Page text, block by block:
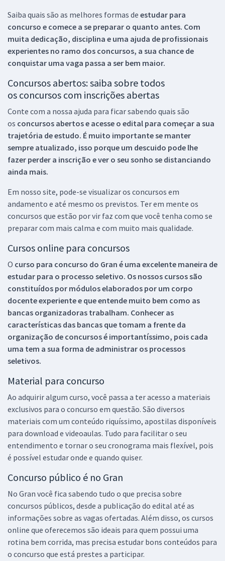
Saiba quais são as melhores formas de estudar para
concurso e comece a se preparar o quanto antes. Com
muita dedicação, disciplina e uma ajuda de profissionais
experientes no ramo dos concursos, a sua chance de
conquistar uma vaga passa a ser bem maior.
Concursos abertos: saiba sobre todos
os concursos com inscrições abertas
Conte com a nossa ajuda para ficar sabendo quais são
os concursos abertos e acesse o edital para começar a sua
trajetória de estudo. É muito importante se manter
sempre atualizado, isso porque um descuido pode lhe
fazer perder a inscrição e ver o seu sonho se distanciando
ainda mais.
Em nosso site, pode-se visualizar os concursos em
andamento e até mesmo os previstos. Ter em mente os
concursos que estão por vir faz com que você tenha como se
preparar com mais calma e com muito mais qualidade.
Cursos online para concursos
O curso para concurso do Gran é uma excelente maneira de
estudar para o processo seletivo. Os nossos cursos são
constituídos por módulos elaborados por um corpo
docente experiente e que entende muito bem como as
bancas organizadoras trabalham. Conhecer as
características das bancas que tomam a frente da
organização de concursos é importantíssimo, pois cada
uma tem a sua forma de administrar os processos
seletivos.
Material para concurso
Ao adquirir algum curso, você passa a ter acesso a materiais
exclusivos para o concurso em questão. São diversos
materiais com um conteúdo riquíssimo, apostilas disponíveis
para download e videoaulas. Tudo para facilitar o seu
entendimento e tornar o seu cronograma mais flexível, pois
é possível estudar onde e quando quiser.
Concurso público é no Gran
No Gran você fica sabendo tudo o que precisa sobre
concursos públicos, desde a publicação do edital até as
informações sobre as vagas ofertadas. Além disso, os cursos
online que oferecemos são ideais para quem possui uma
rotina bem corrida, mas precisa estudar bons conteúdos para
o concurso que está prestes a participar.